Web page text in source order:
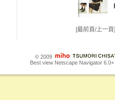
[最前頁/上一
© 2009
Best view Netscape Navigator